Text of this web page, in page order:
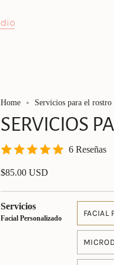
Home Servicios para el rostro
SERVICIOS
6 Reseñas
$85.00 USD
Servicios
Facial Personalizado FACIAL